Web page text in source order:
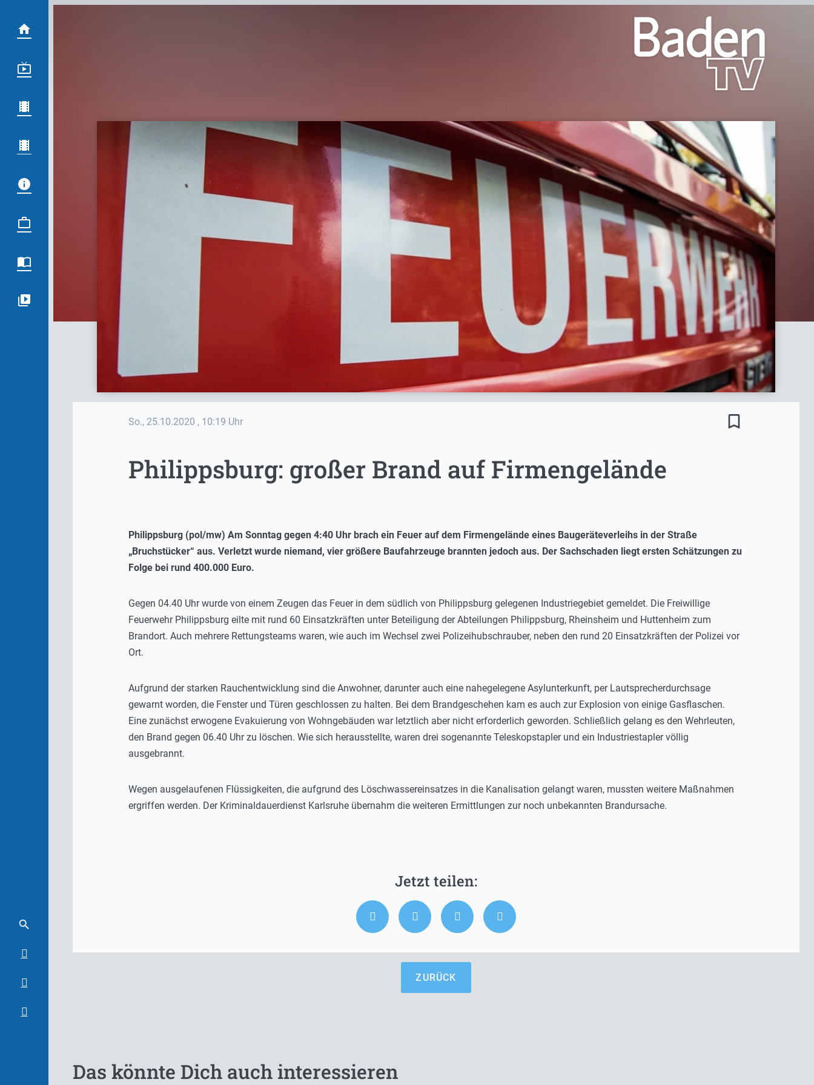
So., 25.10.2020 , 10:19 Uhr bookmark_border
Philippsburg: großer Brand auf Firmengelände
Philippsburg (pol/mw) Am Sonntag gegen 4:40 Uhr brach ein Feuer auf dem Firmengelände eines Baugeräteverleihs in der Straße
„Bruchstücker“ aus. Verletzt wurde niemand, vier größere Baufahrzeuge brannten jedoch aus. Der Sachschaden liegt ersten Schätzungen zu
Folge bei rund 400.000 Euro.
Gegen 04.40 Uhr wurde von einem Zeugen das Feuer in dem südlich von Philippsburg gelegenen Industriegebiet gemeldet. Die Freiwillige
Feuerwehr Philippsburg eilte mit rund 60 Einsatzkräften unter Beteiligung der Abteilungen Philippsburg, Rheinsheim und Huttenheim zum
Brandort. Auch mehrere Rettungsteams waren, wie auch im Wechsel zwei Polizeihubschrauber, neben den rund 20 Einsatzkräften der Polizei vor
Ort.
Aufgrund der starken Rauchentwicklung sind die Anwohner, darunter auch eine nahegelegene Asylunterkunft, per Lautsprecherdurchsage
gewarnt worden, die Fenster und Türen geschlossen zu halten. Bei dem Brandgeschehen kam es auch zur Explosion von einige Gasflaschen.
Eine zunächst erwogene Evakuierung von Wohngebäuden war letztlich aber nicht erforderlich geworden. Schließlich gelang es den Wehrleuten,
den Brand gegen 06.40 Uhr zu löschen. Wie sich herausstellte, waren drei sogenannte Teleskopstapler und ein Industriestapler völlig
ausgebrannt.
Wegen ausgelaufenen Flüssigkeiten, die aufgrund des Löschwassereinsatzes in die Kanalisation gelangt waren, mussten weitere Maßnahmen
ergriffen werden. Der Kriminaldauerdienst Karlsruhe übernahm die weiteren Ermittlungen zur noch unbekannten Brandursache.
ZURÜCK
Das könnte Dich auch interessieren